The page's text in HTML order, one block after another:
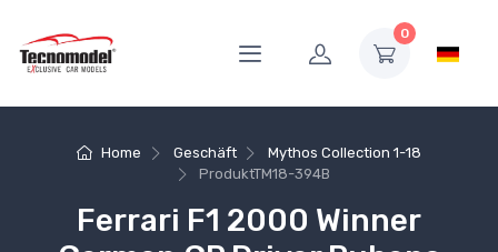
0
Home Geschäft
Mythos Collection 1-18
ProduktTM18-394B
Ferrari F1 2000 Winner